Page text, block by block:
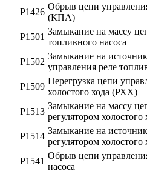
Р1426
Обрыв цепи
(КПА)
Р1501
Замыкание на массу
топливного насоса
Р1502
Замыкание на
управления реле
Р1509
Перегрузка цепи
холостого хода (РХХ)
Р1513
Замыкание на массу
регулятором
Р1514
Замыкание на
регулятором
Р1541
Обрыв цепи
насоса